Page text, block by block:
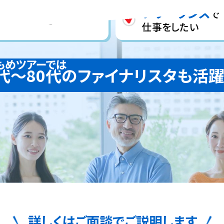
フリーランス で
仕事をしたい
～80代のファイナリスタも活躍